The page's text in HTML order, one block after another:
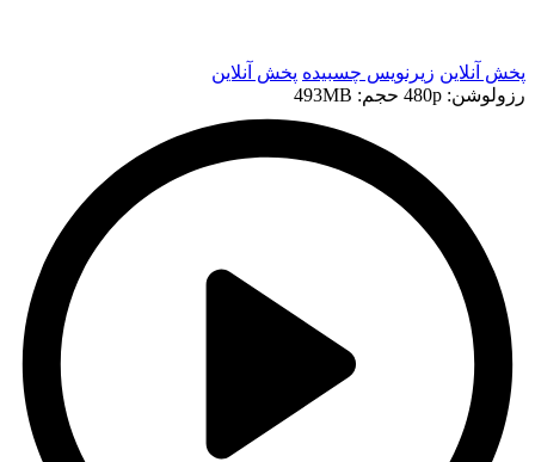
پخش آنلاین زیرنویس چسبیده پخش آنلاین
رزولوشن: 480p
حجم: 493MB